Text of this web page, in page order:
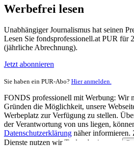
Werbefrei lesen
Unabhängiger Journalismus hat seinen
Lesen Sie fondsprofessionell.at PUR für
(jährliche Abrechnung).
Jetzt abonnieren
Sie haben ein PUR-Abo? Hier anmelden.
FONDS professionell mit Werbung: Wir
Gründen die Möglichkeit, unsere
Werbeplatz zur Verfügung zu stellen.
der Verantwortung von uns liegen,
Datenschutzerklärung näher informieren.
Dienste nutzen wir Technologien von